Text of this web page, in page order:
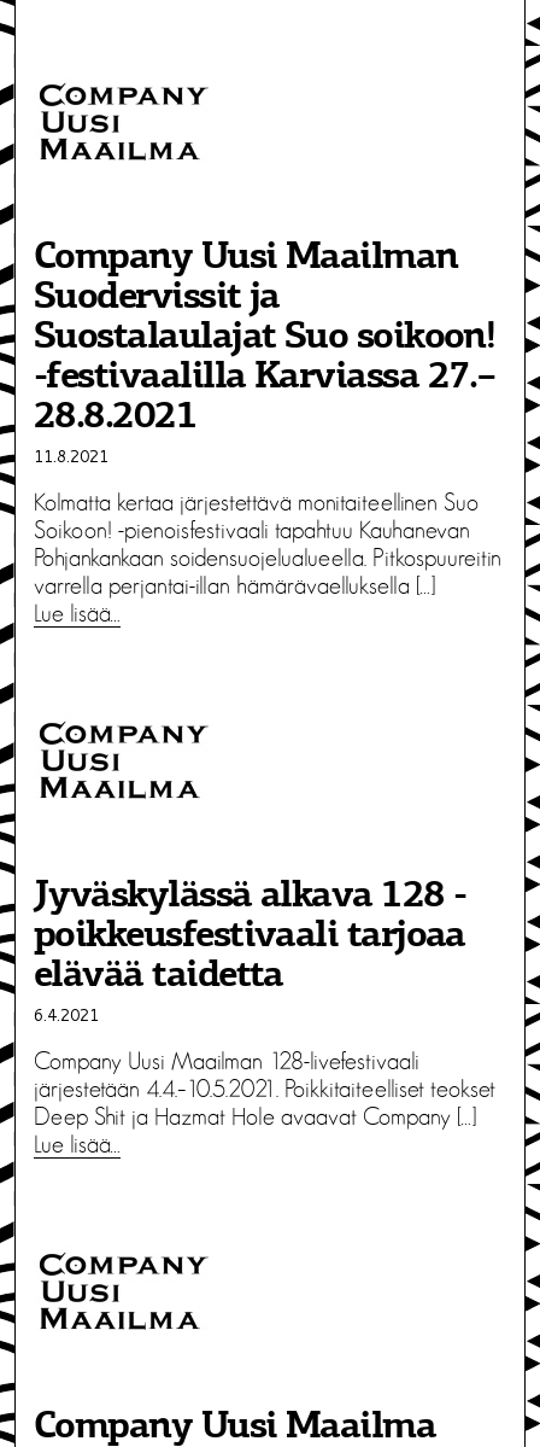
Company Uusi Maailman
Suodervissit ja
Suostalaulajat Suo soikoon!
-festivaalilla Karviassa 27.–
28.8.2021
11.8.2021
Kolmatta kertaa järjestettävä monitaiteellinen Suo
Soikoon! -pienoisfestivaali tapahtuu Kauhanevan
Pohjankankaan soidensuojelualueella. Pitkospuureitin
varrella perjantai-illan hämärävaelluksella […]
Lue lisää…
Jyväskylässä alkava 128 -
poikkeusfestivaali tarjoaa
elävää taidetta
6.4.2021
Company Uusi Maailman 128-livefestivaali
järjestetään 4.4.–10.5.2021. Poikkitaiteelliset teokset
Deep Shit ja Hazmat Hole avaavat Company […]
Lue lisää…
Company Uusi Maailma